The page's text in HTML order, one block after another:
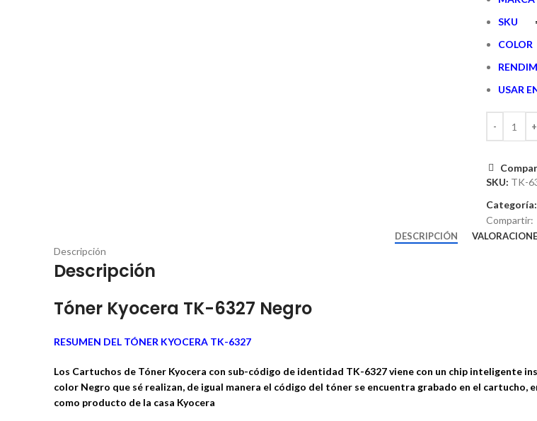
SKU
COLOR
USAR
SKU: TK-
Categoría:
Compartir:
DESCRIPCIÓN
Descripción
Descripción
Tóner Kyocera TK-6327 Negro
RESUMEN DEL TÓNER KYOCERA TK-6327
Los Cartuchos de Tóner Kyocera con sub-código de identidad TK-6327 viene con un chip inteligente
color Negro que sé realizan, de igual manera el código del tóner se encuentra grabado en el cartucho,
como producto de la casa Kyocera